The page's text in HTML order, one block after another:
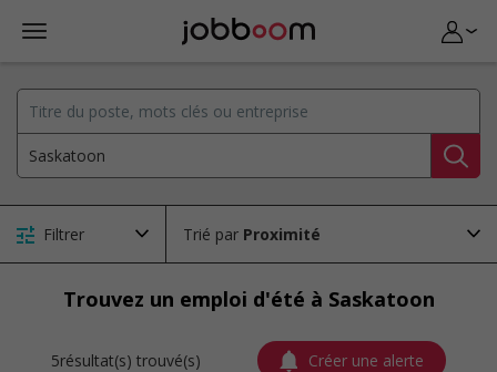
Filtrer Trié par
Trouvez un emploi d'été à Saskatoon
5résultat(s) trouvé(s) Créer une alerte